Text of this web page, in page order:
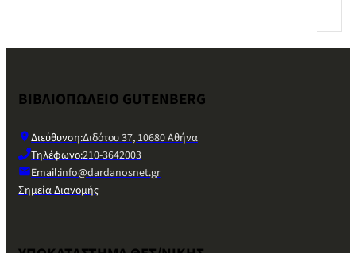
ΒΙΒΛΙΟΠΩΛΕΙΟ GUTENBERG
Διεύθυνση:Διδότου 37, 10680 Αθήνα
Τηλέφωνο:210-3642003
Email:info@dardanosnet.gr
Σημεία Διανομής